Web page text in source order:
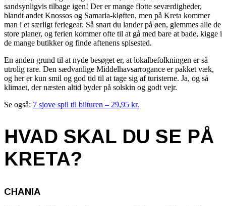
sandsynligvis tilbage igen! Der er mange flotte seværdigheder,
blandt andet Knossos og Samaria-kløften, men på Kreta kommer
man i et særligt feriegear. Så snart du lander på øen, glemmes alle de
store planer, og ferien kommer ofte til at gå med bare at bade, kigge i
de mange butikker og finde aftenens spisested.
En anden grund til at nyde besøget er, at lokalbefolkningen er så
utrolig rare. Den sædvanlige Middelhavsarrogance er pakket væk,
og her er kun smil og god tid til at tage sig af turisterne. Ja, og så
klimaet, der næsten altid byder på solskin og godt vejr.
Se også: 7 sjove spil til bilturen – 29,95 kr.
HVAD SKAL DU SE PÅ
KRETA?
CHANIA